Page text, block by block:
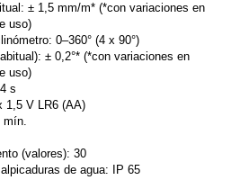
± 1,5 mm/m* (*con variaciones en
uso)
0–360° (4 x 90°)
± 0,2°* (*con variaciones en
uso)
s
1,5 V LR6 (AA)
mín.
(valores): 30
de agua: IP 65